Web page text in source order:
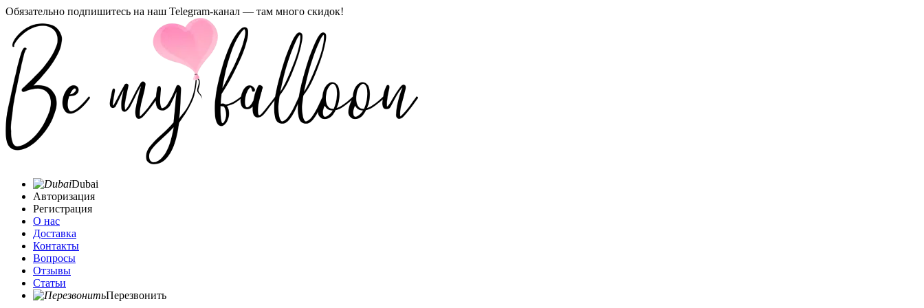
Обязательно подпишитесь на наш Telegram-канал — там много скидок!
Dubai
Авторизация
Регистрация
О нас
Доставка
Контакты
Вопросы
Отзывы
Статьи
Перезвонить